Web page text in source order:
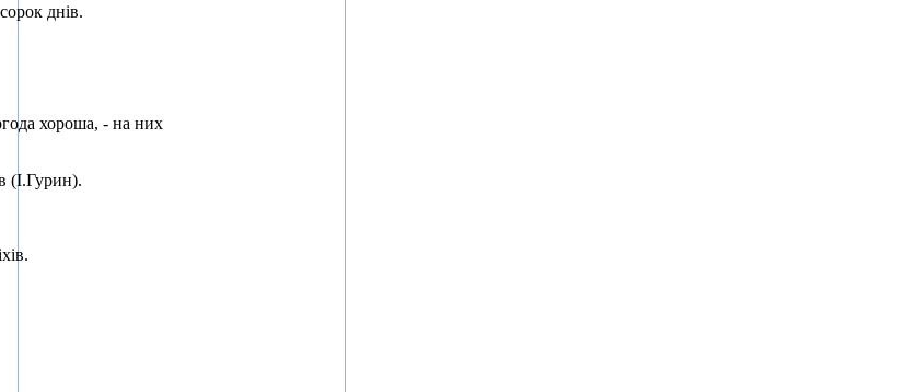
днів.
хороша, - на них
(І.Гурин).